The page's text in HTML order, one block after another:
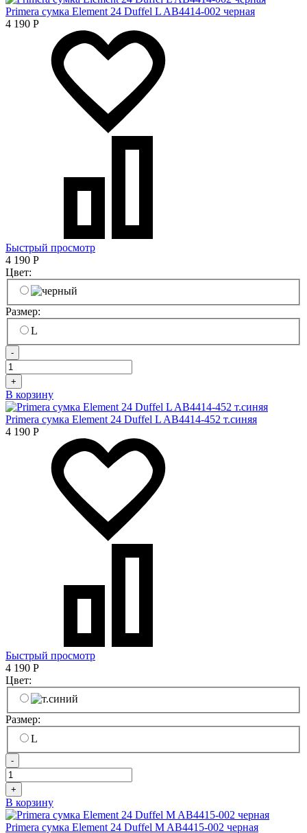
Primera сумка Element 24 Duffel L AB4414-002 черная
4 190 Р
Быстрый просмотр
4 190 Р
Цвет:
Размер:
L
-
+
В корзину
Primera сумка Element 24 Duffel L AB4414-452 т.синяя
4 190 Р
Быстрый просмотр
4 190 Р
Цвет:
Размер:
L
-
+
В корзину
Primera сумка Element 24 Duffel M AB4415-002 черная